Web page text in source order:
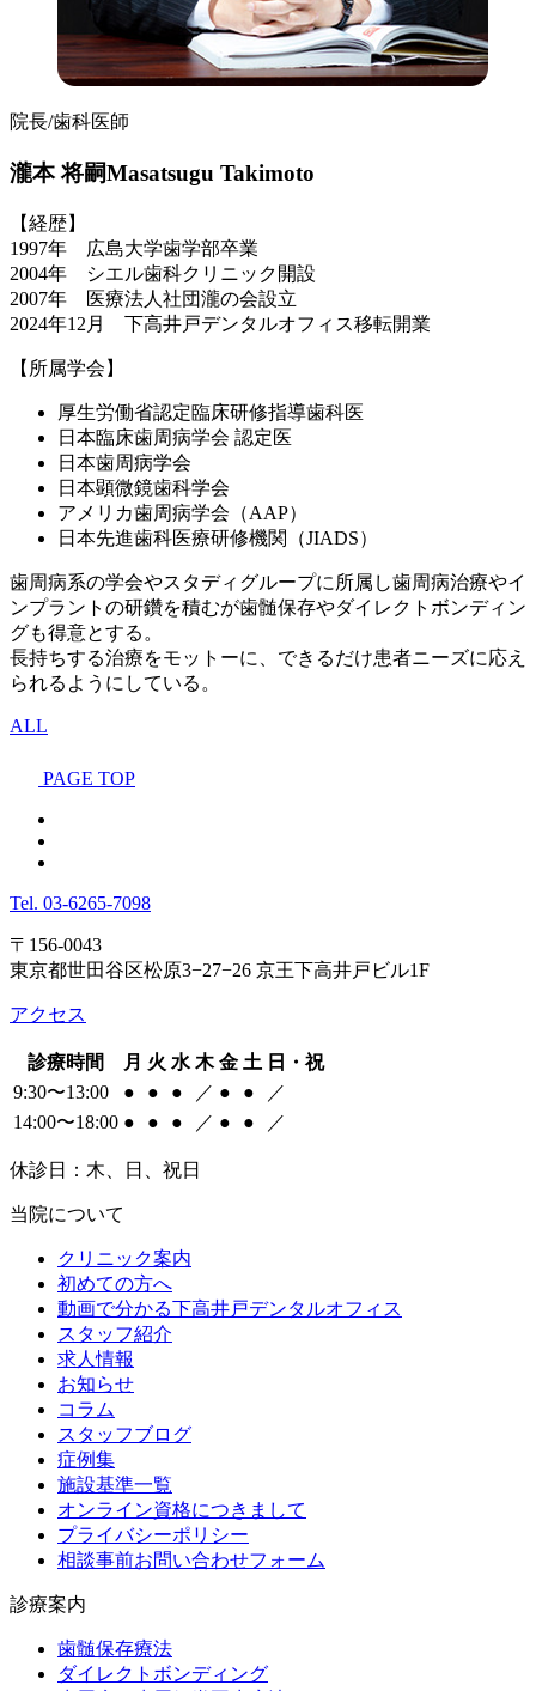
院長/歯科医師
瀧本 将嗣Masatsugu Takimoto
【経歴】
1997年 広島大学歯学部卒業
2004年 シエル歯科クリニック開設
2007年 医療法人社団瀧の会設立
2024年12月 下高井戸デンタルオフィス移転開業
【所属学会】
厚生労働省認定臨床研修指導歯科医
日本臨床歯周病学会 認定医
日本歯周病学会
日本顕微鏡歯科学会
アメリカ歯周病学会（AAP）
日本先進歯科医療研修機関（JIADS）
歯周病系の学会やスタディグループに所属し歯周病治療やイ
ンプラントの研鑽を積むが歯髄保存やダイレクトボンディン
グも得意とする。
長持ちする治療をモットーに、できるだけ患者ニーズに応え
られるようにしている。
ALL
PAGE TOP
Tel. 03-6265-7098
〒156-0043
東京都世田谷区松原3−27−26 京王下高井戸ビル1F
アクセス
診療時間 月 火 水 木 金 土 日・祝
9:30〜13:00
● ● ● ／ ● ●
／
14:00〜18:00 ● ● ● ／ ● ● ／
休診日：木、日、祝日
当院について
クリニック案内
初めての方へ
動画で分かる下高井戸デンタルオフィス
スタッフ紹介
求人情報
お知らせ
コラム
スタッフブログ
症例集
施設基準一覧
オンライン資格につきまして
プライバシーポリシー
相談事前お問い合わせフォーム
診療案内
歯髄保存療法
ダイレクトボンディング